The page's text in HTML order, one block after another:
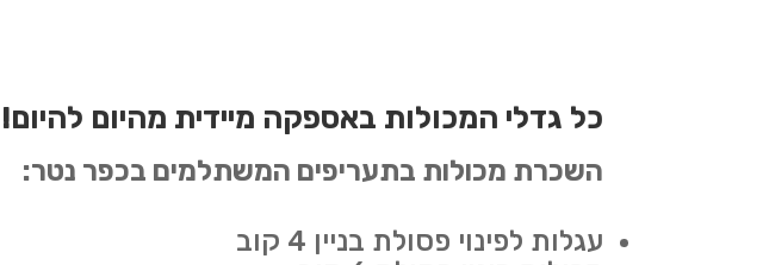
כל גדלי המכולות באספקה מיידית מהיום להיום!
השכרת מכולות בתעריפים המשתלמים בכפר נטר:
עגלות לפינוי פסולת בניין 4 קוב